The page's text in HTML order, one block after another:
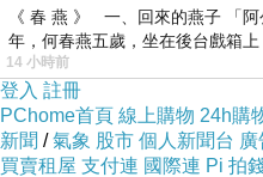
媽媽實在不懂卡片戰鬥有什
卡冊都搞丟的小孩，到底
（攤手）
《 春 燕 》 一、回來的燕子 「
年，何春燕五歲，坐在後台戲箱
14 小時前
登入 註冊
PChome首頁 線上購物 24h購
新聞 /氣象 股市 個人新聞台
買賣租屋 支付連 國際連 Pi 拍